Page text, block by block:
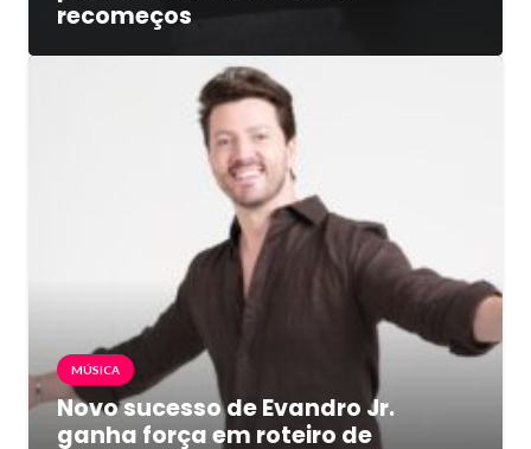
recomeços
MÚSICA
Novo sucesso de Evandro Jr.
ganha força em roteiro de